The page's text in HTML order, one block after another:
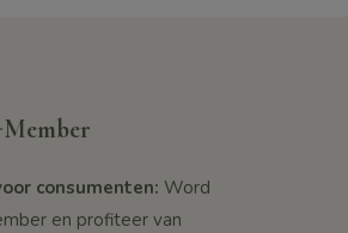
consumenten: Word
en profiteer van